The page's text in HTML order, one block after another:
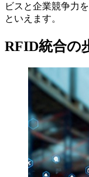
ビスと企業競争力
といえます。
RFID統合の